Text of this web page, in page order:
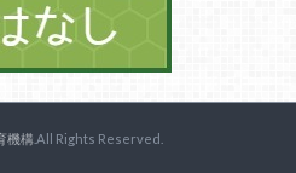
機構.All Rights Reserved.